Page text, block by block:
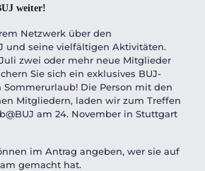
weiter!
Netzwerk über den
und seine vielfältigen Aktivitäten.
Juli zwei oder mehr neue Mitglieder
Sie sich ein exklusives BUJ-
Die Person mit den
Mitgliedern, laden wir zum Treffen
am 24. November in Stuttgart
im Antrag angeben, wer sie auf
gemacht hat.